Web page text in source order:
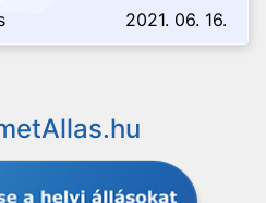
2021. 06. 16.